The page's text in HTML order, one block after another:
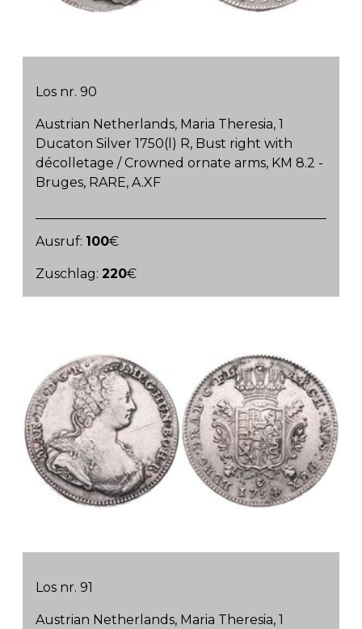
Los nr. 90
Austrian Netherlands, Maria Theresia, 1
Ducaton Silver 1750(l) R, Bust right with
décolletage / Crowned ornate arms, KM 8.2 -
Bruges, RARE, A.XF
Ausruf: 100€
Zuschlag:220€
Los nr. 91
Austrian Netherlands, Maria Theresia, 1